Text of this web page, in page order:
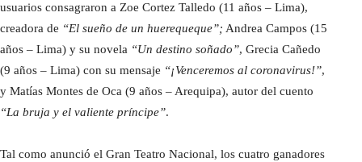
usuarios consagraron a Zoe Cortez Talledo (11 años – Lima),
creadora de “El sueño de un huerequeque”; Andrea Campos (15
años – Lima) y su novela “Un destino soñado”, Grecia Cañedo
(9 años – Lima) con su mensaje “¡Venceremos al coronavirus!”,
y Matías Montes de Oca (9 años – Arequipa), autor del cuento
“La bruja y el valiente príncipe”.
Tal como anunció el Gran Teatro Nacional, los cuatro ganadores